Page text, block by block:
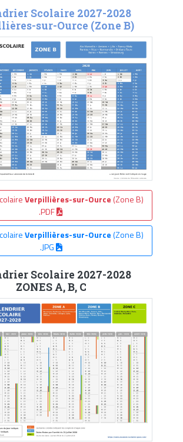
Scolaire 2027-2028
sur-Ource (Zone B)
Verpillières-sur-Ource (Zone B)
.PDF
Verpillières-sur-Ource(Zone B)
.JPG
Scolaire 2027-2028
ZONES A, B, C